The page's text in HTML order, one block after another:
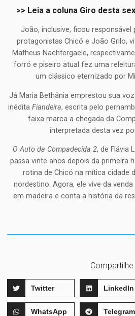
>> Leia a coluna Giro desta
João, inclusive, ficou responsável
protagonistas Chicó e João Grilo,
Matheus Nachtergaele,
forró e piseiro atual fez uma
um clássico eternizado por
Já Maria Bethânia emprestou sua
inédita Fiandeira, escrita pelo
faixa marca a chegada da
interpretada desta vez
O Auto da Compadecida 2, de Flávia
passa vinte anos depois da primeira
rotina de Chicó na mítica cidade
nordestino. Agora, ele vive da
em madeira e conta a história da
Compartilhe
Twitter LinkedIn
WhatsApp Telegram